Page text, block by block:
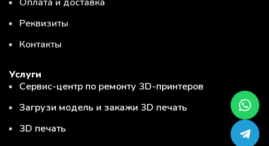
Реквизиты
Контакты
Услуги
Сервис-центр по ремонту 3D-принтеров
Загрузи модель и закажи 3D печать
3D печать